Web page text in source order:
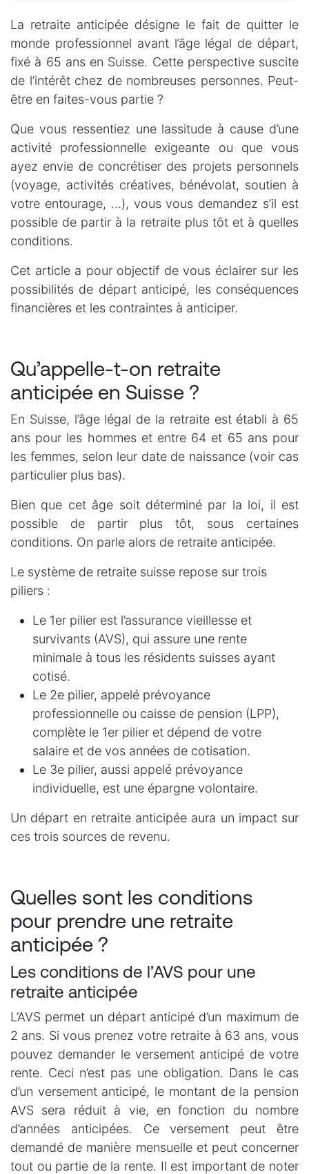
La retraite anticipée désigne le fait de quitter le
monde professionnel avant l’âge légal de départ,
fixé à 65 ans en Suisse. Cette perspective suscite
de l’intérêt chez de nombreuses personnes. Peut-
être en faites-vous partie ?
Que vous ressentiez une lassitude à cause d’une
activité professionnelle exigeante ou que vous
ayez envie de concrétiser des projets personnels
(voyage, activités créatives, bénévolat, soutien à
votre entourage, …), vous vous demandez s’il est
possible de partir à la retraite plus tôt et à quelles
conditions.
Cet article a pour objectif de vous éclairer sur les
possibilités de départ anticipé, les conséquences
financières et les contraintes à anticiper.
Qu’appelle-t-on retraite
anticipée en Suisse ?
En Suisse, l’âge légal de la retraite est établi à 65
ans pour les hommes et entre 64 et 65 ans pour
les femmes, selon leur date de naissance (voir cas
particulier plus bas).
Bien que cet âge soit déterminé par la loi, il est
possible de partir plus tôt, sous certaines
conditions. On parle alors de retraite anticipée.
Le système de retraite suisse repose sur trois
piliers :
Le 1er pilier est l’assurance vieillesse et
survivants (AVS), qui assure une rente
minimale à tous les résidents suisses ayant
cotisé.
Le 2e pilier, appelé prévoyance
professionnelle ou caisse de pension (LPP),
complète le 1er pilier et dépend de votre
salaire et de vos années de cotisation.
Le 3e pilier, aussi appelé prévoyance
individuelle, est une épargne volontaire.
Un départ en retraite anticipée aura un impact sur
ces trois sources de revenu.
Quelles sont les conditions
pour prendre une retraite
anticipée ?
Les conditions de l’AVS pour une
retraite anticipée
L’AVS permet un départ anticipé d’un maximum de
2 ans. Si vous prenez votre retraite à 63 ans, vous
pouvez demander le versement anticipé de votre
rente. Ceci n’est pas une obligation. Dans le cas
d’un versement anticipé, le montant de la pension
AVS sera réduit à vie, en fonction du nombre
d’années anticipées. Ce versement peut être
demandé de manière mensuelle et peut concerner
tout ou partie de la rente. Il est important de noter